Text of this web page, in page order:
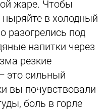
жаре. Чтобы
ныряйте в холодный
разогрелись под
напитки через
резкие
это сильный
вы почувствовали
боль в горле